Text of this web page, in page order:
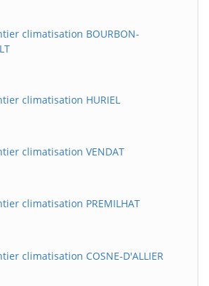
climatisation BOURBON-
climatisation HURIEL
climatisation VENDAT
climatisation PREMILHAT
climatisation COSNE-D'ALLIER